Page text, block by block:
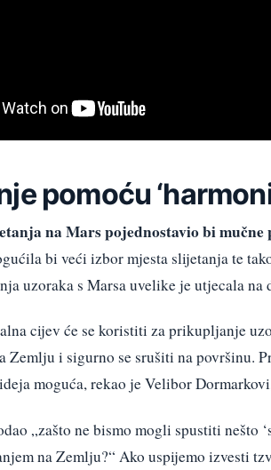
pomoću
na Mars pojednostavio bi
bi veći izbor mjesta slijetanja te
uzoraka s Marsa uvelike je utjecala
cijev će se koristiti za prikupljanje
Zemlju i sigurno se srušiti na površinu.
moguća, rekao je Velibor
„zašto ne bismo mogli spustiti nešto
na Zemlju?“ Ako uspijemo izvesti